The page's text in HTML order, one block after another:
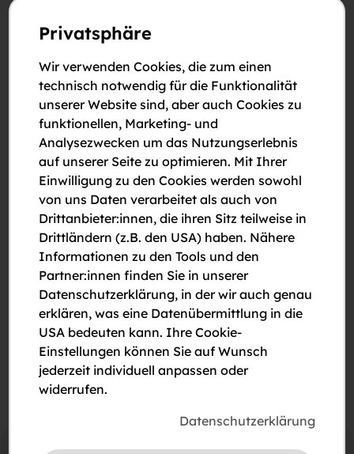
Telefonnummer *
Anmerkungen
Bitte um Rückruf
Bitte um eine Besichtigung
Ich stimme der Erklärung zum Datenschutz
Privatsphäre
Wir verwenden Cookies, die zum einen
technisch notwendig für die Funktionalität
unserer Website sind, aber auch Cookies zu
funktionellen, Marketing- und
Analysezwecken um das Nutzungserlebnis
auf unserer Seite zu optimieren. Mit Ihrer
Einwilligung zu den Cookies werden sowohl
von uns Daten verarbeitet als auch von
Drittanbieter:innen, die ihren Sitz teilweise in
Drittländern (z.B. den USA) haben. Nähere
Informationen zu den Tools und den
Partner:innen finden Sie in unserer
Datenschutzerklärung, in der wir auch genau
erklären, was eine Datenübermittlung in die
USA bedeuten kann. Ihre Cookie-
Einstellungen können Sie auf Wunsch
jederzeit individuell anpassen oder
widerrufen.
Datenschutzerklärung